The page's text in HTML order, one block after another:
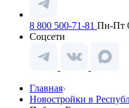
8 800 500-71-81 Пн-Пт
Соцсети
Главная
Новостройки в